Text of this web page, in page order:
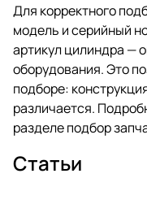
Для корректного
модель и серийный
артикул цилиндра —
оборудования. Это
подборе:
различается.
разделеподбор
Статьи